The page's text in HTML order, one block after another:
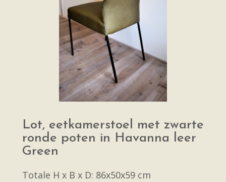
Lot, eetkamerstoel met zwarte
ronde poten in Havanna leer
Green
Totale H x B x D: 86x50x59 cm